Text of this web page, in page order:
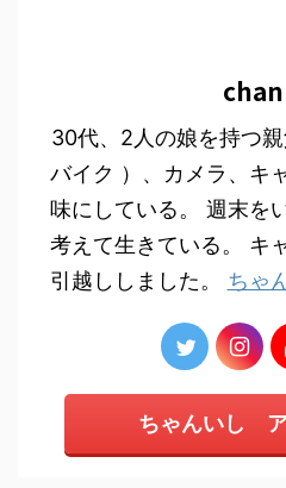
30代、2人の娘を持つ
バイク ）、カメラ、キ
味にしている。 週末を
考えて生きている。 キ
引越ししました。 ちゃ
ちゃんいし